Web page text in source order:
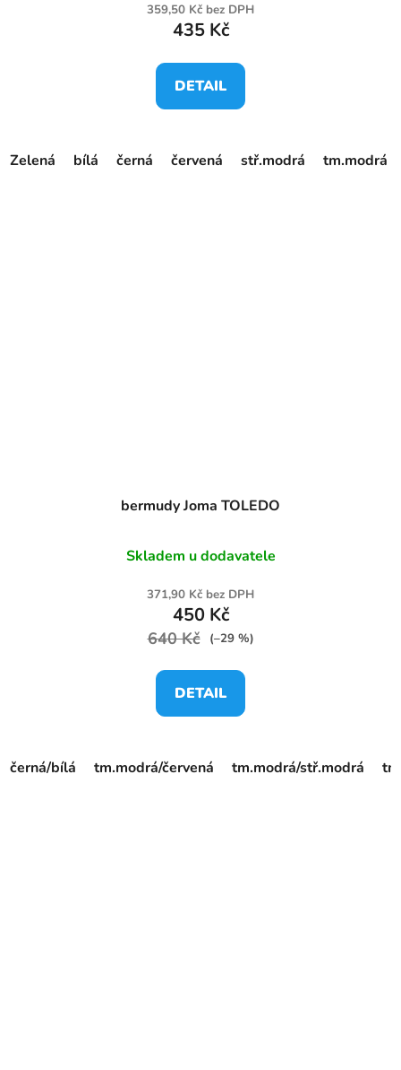
359,50 Kč bez DPH
435 Kč
DETAIL
Zelená bílá černá červená stř.modrá tm.modrá
bermudy Joma TOLEDO
Skladem u dodavatele
371,90 Kč bez DPH
450 Kč
640 Kč (–29 %)
DETAIL
černá/bílá tm.modrá/červená tm.modrá/stř.modrá